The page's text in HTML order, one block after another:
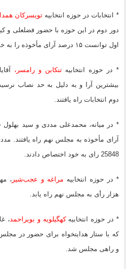
* انتخابات در حوزه انتخابیه تویسرکان
دور دوم در این حوزه با حضور فضلعلی و
اول توانست ۱۵ درصد آرای مأخوذه را به خود اختصاص دهد.
* در حوزه انتخابیهتنکابن و رامسر،
بیشترین آرا و به دلیل به حد نصاب
دوم انتخابات راه یافتند.
* در میانه، محمدعلی مددی و سید
25848 رای به خود اختصاص دادند.
* در حوزه انتخابیه مراغه و عجب‌شیر
هزار رأی به مجلس نهم راه یابد.
* در حوزه انتخابیهکهگیلویه و بویراحمد،
که با ستار هدایتخواه برای حضور در
و راهی مجلس شد.